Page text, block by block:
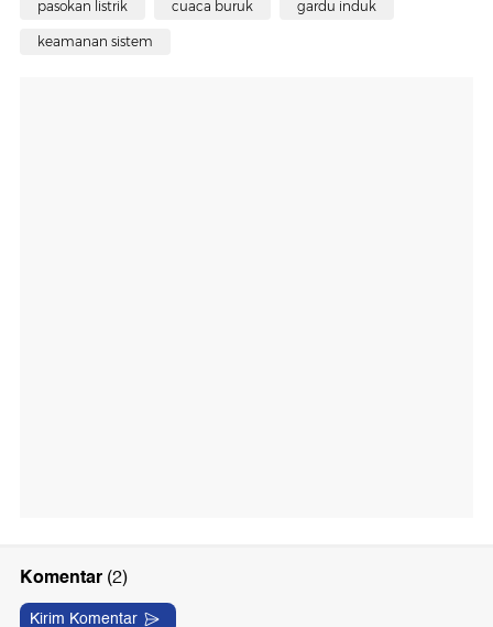
pasokan listrik cuaca buruk gardu induk
keamanan sistem